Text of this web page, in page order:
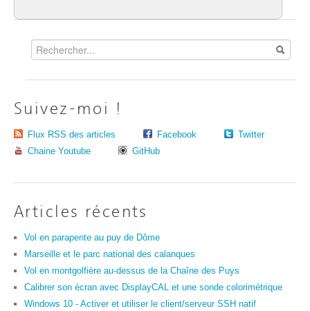
Suivez-moi !
Flux RSS des articles Facebook
Twitter
Chaine Youtube
GitHub
Articles récents
Vol en parapente au puy de Dôme
Marseille et le parc national des calanques
Vol en montgolfière au-dessus de la Chaîne des Puys
Calibrer son écran avec DisplayCAL et une sonde colorimétrique
Windows 10 - Activer et utiliser le client/serveur SSH natif